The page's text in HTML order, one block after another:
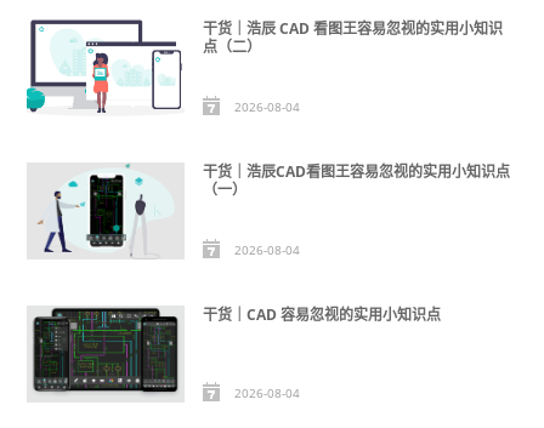
干货｜浩辰 CAD 看图王容易忽视的实用小知识
点（二）
2026-08-04
干货｜浩辰CAD看图王容易忽视的实用小知识点
（一）
2026-08-04
干货｜CAD 容易忽视的实用小知识点
2026-08-04